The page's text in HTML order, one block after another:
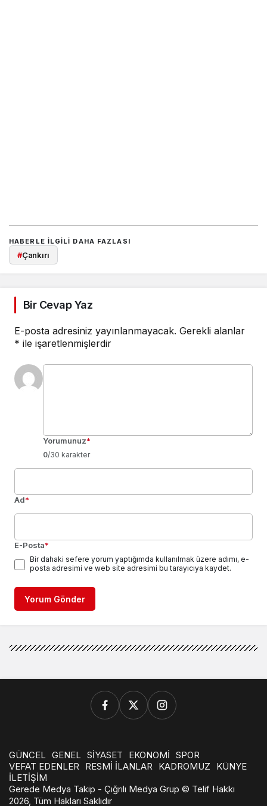
HABERLE ILGILI DAHA FAZLASI
#Çankırı
Bir Cevap Yaz
E-posta adresiniz yayınlanmayacak. Gerekli alanlar
* ile işaretlenmişlerdir
Yorumunuz*
0/30 karakter
Ad*
E-Posta*
Bir dahaki sefere yorum yaptığımda kullanılmak üzere adımı, e-
posta adresimi ve web site adresimi bu tarayıcıya kaydet.
Yorum Gönder
GÜNCEL GENEL SİYASET EKONOMİ SPOR
VEFAT EDENLER RESMİ İLANLAR KADROMUZ
KÜNYE
İLETİŞİM
Gerede Medya Takip - Çığrılı Medya Grup © Telif Hakkı
2026, Tüm Hakları Saklıdır